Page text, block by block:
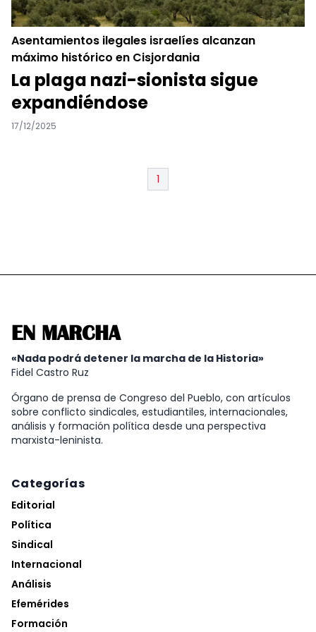
Asentamientos ilegales israelíes alcanzan
máximo histórico en Cisjordania
La plaga nazi-sionista sigue
expandiéndose
17/12/2025
1
EN MARCHA
«Nada podrá detener la marcha de la Historia»
Fidel Castro Ruz
Órgano de prensa de Congreso del Pueblo, con artículos
sobre conflicto sindicales, estudiantiles, internacionales,
análisis y formación política desde una perspectiva
marxista-leninista.
Categorías
Editorial
Política
Sindical
Internacional
Análisis
Efemérides
Formación